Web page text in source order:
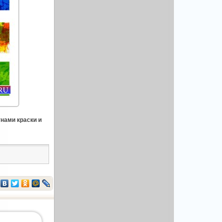
краски и